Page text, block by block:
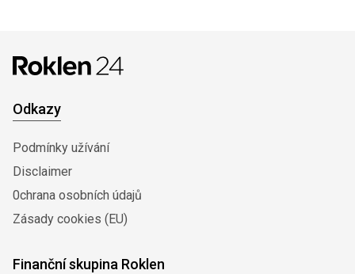
Odkazy
Podmínky užívání
Disclaimer
0chrana osobních údajů
Zásady cookies (EU)
Finanční skupina Roklen